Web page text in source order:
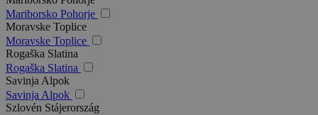
Mariborsko Pohorje
Moravske Toplice
Moravske Toplice
Rogaška Slatina
Rogaška Slatina
Savinja Alpok
Savinja Alpok
Szlovén Stájerország